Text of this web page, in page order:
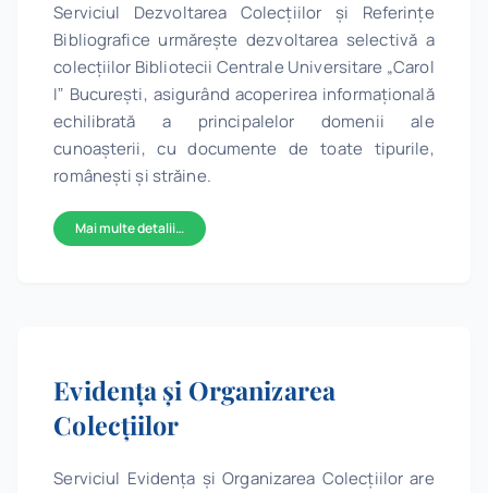
Serviciul Dezvoltarea Colecțiilor și Referințe
Bibliografice urmăreşte dezvoltarea selectivă a
colecţiilor Bibliotecii Centrale Universitare „Carol
Iˮ București, asigurând acoperirea informaţională
echilibrată a principalelor domenii ale
cunoașterii, cu documente de toate tipurile,
românești și străine.
Mai multe detalii…
Evidenţa şi Organizarea
Colecţiilor
Serviciul Evidenţa şi Organizarea Colecţiilor are